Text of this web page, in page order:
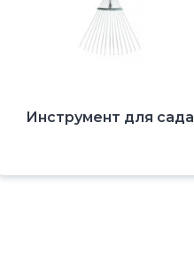
Инструмент для сада